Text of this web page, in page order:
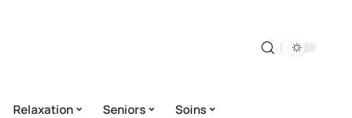
Relaxation Seniors Soins